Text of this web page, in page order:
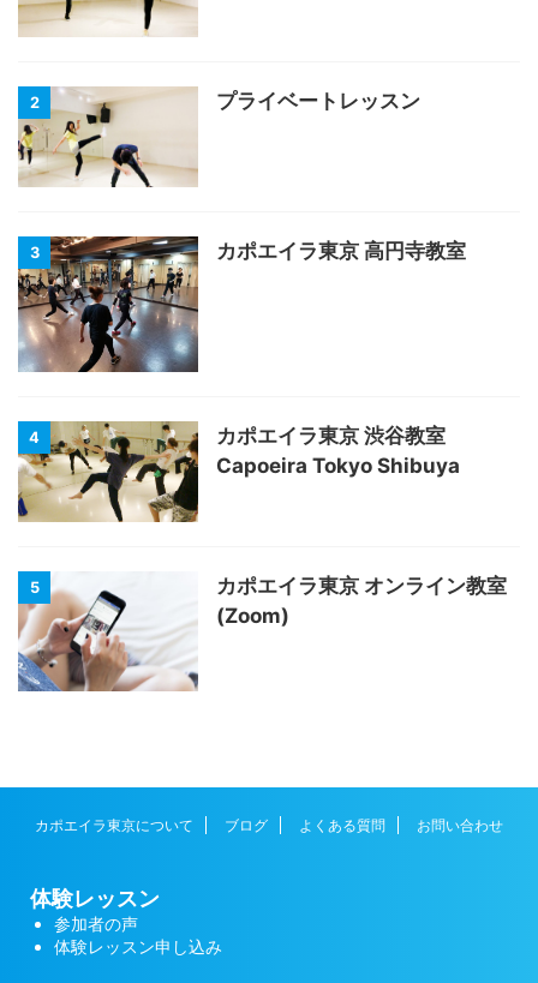
2 プライベートレッスン
3 カポエイラ東京 高円寺教室
4
カポエイラ東京 渋谷教室
Capoeira Tokyo Shibuya
5
カポエイラ東京 オンライン教室
(Zoom)
カポエイラ東京について ブログ よくある質問 お問い合わせ
体験レッスン
参加者の声
体験レッスン申し込み